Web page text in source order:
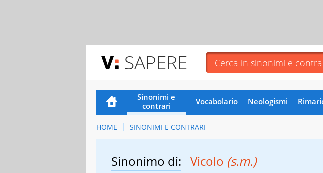
SAPERE
Sinonimi e
contrari
Vocabolario Neologismi
HOME SINONIMI E CONTRARI
Sinonimo di: Vicolo (s.m.)